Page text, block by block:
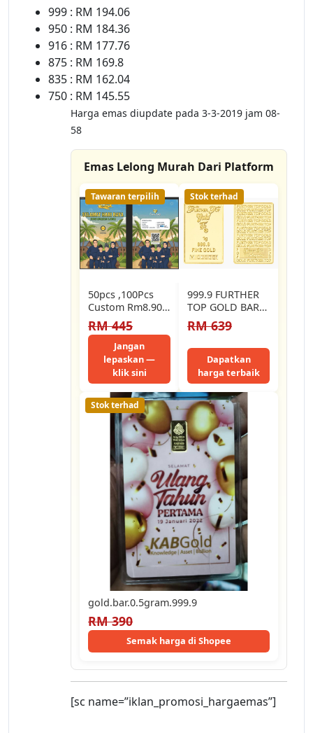
999 : RM 194.06
950 : RM 184.36
916 : RM 177.76
875 : RM 169.8
835 : RM 162.04
750 : RM 145.55
Harga emas diupdate pada 3-3-2019 jam 08-
58
Emas Lelong Murah Dari Platform
Tawaran terpilih
50pcs ,100Pcs
Custom Rm8.90
each Gold Bar
Design
0.001g/Emas 999
RM 445
Jangan
lepaskan —
klik sini
Stok terhad
999.9 FURTHER
TOP GOLD BAR
1/5GM
RM 639
Dapatkan
harga terbaik
Stok terhad
gold.bar.0.5gram.999.9
RM 390
Semak harga di Shopee
[sc name=”iklan_promosi_hargaemas”]